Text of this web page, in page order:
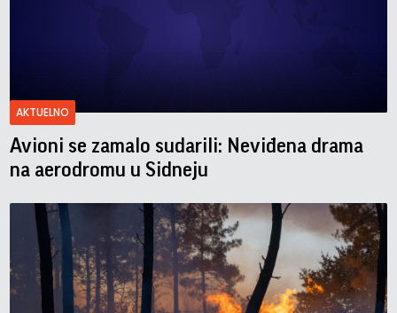
AKTUELNO
Avioni se zamalo sudarili: Neviđena drama
na aerodromu u Sidneju